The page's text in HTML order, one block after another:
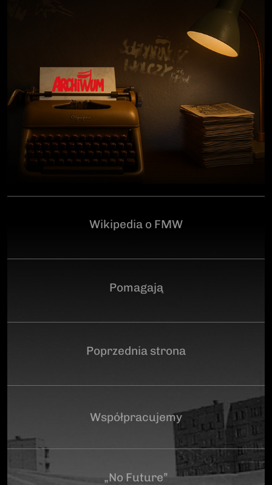
przeciwko niemieckiemu i sowieckiemu okupantowi, a
po zakończeniu wojny pozostał wierny ideałom
wolności. Poległ 28 czerwca 1946 r., a miejsce
ukrycia jego szczątków przez komunistyczny aparat
represji pozostaje do dziś nieznane.Program
uroczystości:11.00 – Msza Święta w Kościele św.
Brygidy w Gdańsku12.30 – poświęcenie
symbolicznego nagrobka na Cmentarzu
Garnizonowym w GdańskuSerdecznie zapraszamy
Wikipedia o FMW
Pomagają
Poprzednia strona
Współpracujemy
„No Future”